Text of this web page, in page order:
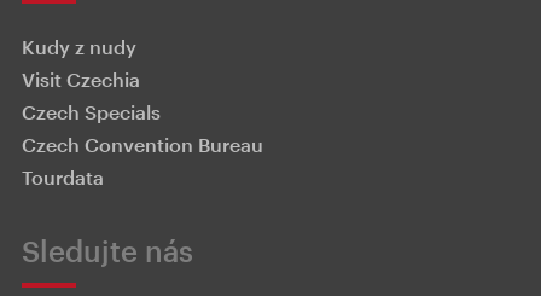
Kudy z nudy
Visit Czechia
Czech Specials
Czech Convention Bureau
Tourdata
Sledujte nás